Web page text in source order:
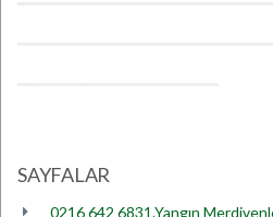
SAYFALAR
0216 642 6831.Yangın